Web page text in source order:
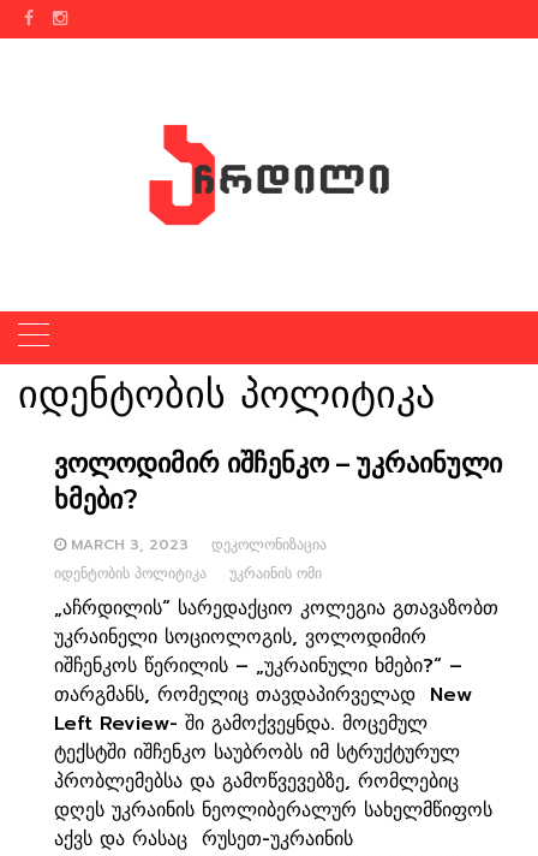
Skip
to
იდენტობის პოლიტიკა
ვოლოდიმირ იშჩენკო – უკრაინული
ხმები?
MARCH 3, 2023
ᲓᲔᲙᲝᲚᲝᲜᲘᲖᲐᲪᲘᲐ
ᲘᲓᲔᲜᲢᲝᲑᲘᲡ ᲞᲝᲚᲘᲢᲘᲙᲐ
ᲣᲙᲠᲐᲘᲜᲘᲡ ᲝᲛᲘ
„აჩრდილის“ სარედაქციო კოლეგია გთავაზობთ
უკრაინელი სოციოლოგის, ვოლოდიმირ
იშჩენკოს წერილის – „უკრაინული ხმები?“ –
თარგმანს, რომელიც თავდაპირველად New
Left Review- ში გამოქვეყნდა. მოცემულ
ტექსტში იშჩენკო საუბრობს იმ სტრუქტურულ
პრობლემებსა და გამოწვევებზე, რომლებიც
დღეს უკრაინის ნეოლიბერალურ სახელმწიფოს
აქვს და რასაც რუსეთ-უკრაინის